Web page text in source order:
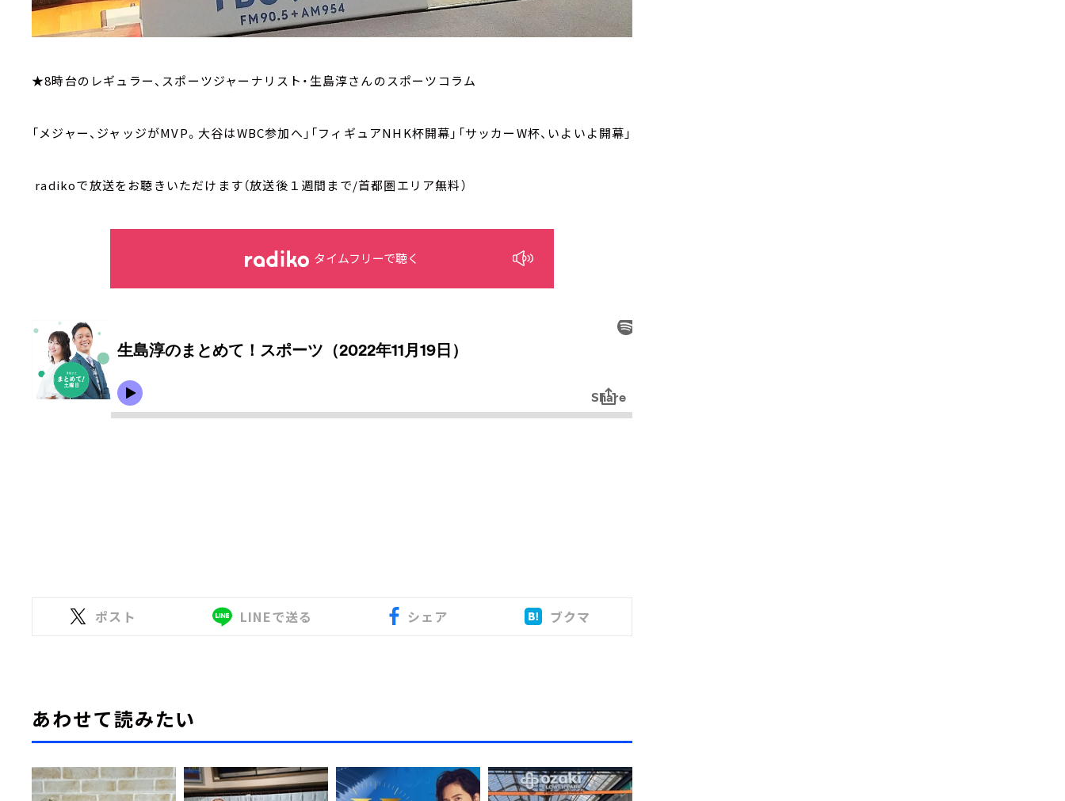
★8時台のレギュラー、スポーツジャーナリスト・生島淳さんのスポーツコラム
「メジャー、ジャッジがMVP。大谷はWBC参加へ」「フィギュアNHK杯開幕」「サッカーW杯、いよいよ開幕」
radikoで放送をお聴きいただけます（放送後１週間まで/首都圏エリア無料）
タイムフリーで聴く
ポスト LINEで送る シェア ブクマ
あわせて読みたい